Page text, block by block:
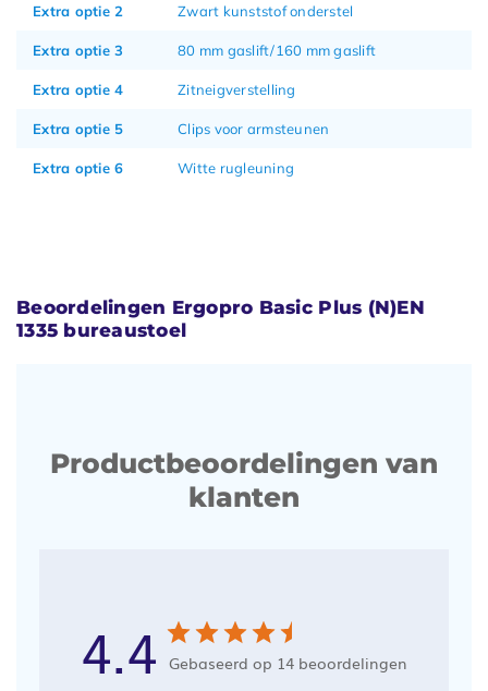
Extra optie 2 Zwart kunststof onderstel
Extra optie 3 80 mm gaslift/160 mm gaslift
Extra optie 4 Zitneigverstelling
Extra optie 5 Clips voor armsteunen
Extra optie 6 Witte rugleuning
Beoordelingen Ergopro Basic Plus (N)EN
1335 bureaustoel
Productbeoordelingen van
klanten
4.4 Gebaseerd op 14 beoordelingen